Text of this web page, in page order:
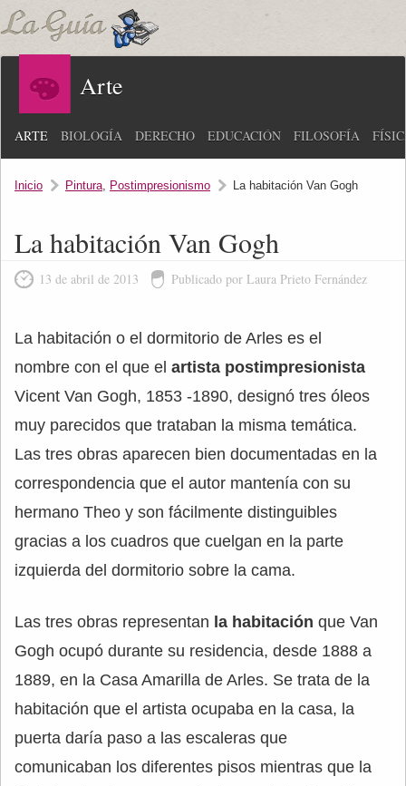
Arte
ARTE BIOLOGÍA DERECHO EDUCACIÓN FILOSOFÍA
Inicio Pintura, Postimpresionismo La habitación Van Gogh
La habitación Van Gogh
13 de abril de 2013 Publicado por Laura Prieto Fernández
La habitación o el dormitorio de Arles es el
nombre con el que el artista postimpresionista
Vicent Van Gogh, 1853 -1890, designó tres óleos
muy parecidos que trataban la misma temática.
Las tres obras aparecen bien documentadas en la
correspondencia que el autor mantenía con su
hermano Theo y son fácilmente distinguibles
gracias a los cuadros que cuelgan en la parte
izquierda del dormitorio sobre la cama.
Las tres obras representan la habitación que Van
Gogh ocupó durante su residencia, desde 1888 a
1889, en la Casa Amarilla de Arles. Se trata de la
habitación que el artista ocupaba en la casa, la
puerta daría paso a las escaleras que
comunicaban los diferentes pisos mientras que la